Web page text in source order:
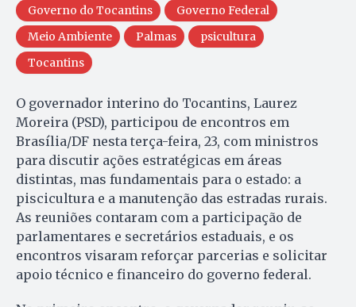
Governo do Tocantins
Governo Federal
Meio Ambiente
Palmas
psicultura
Tocantins
O governador interino do Tocantins, Laurez
Moreira (PSD), participou de encontros em
Brasília/DF nesta terça-feira, 23, com ministros
para discutir ações estratégicas em áreas
distintas, mas fundamentais para o estado: a
piscicultura e a manutenção das estradas rurais.
As reuniões contaram com a participação de
parlamentares e secretários estaduais, e os
encontros visaram reforçar parcerias e solicitar
apoio técnico e financeiro do governo federal.